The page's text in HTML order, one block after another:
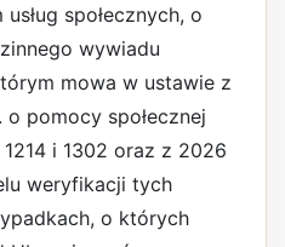
społecznych, o
wywiadu
mowa w ustawie z
pomocy społecznej
i 1302 oraz z 2026
weryfikacji tych
o których